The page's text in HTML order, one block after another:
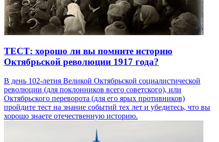
ТЕСТ: хорошо ли вы помните историю
Октябрьской революции 1917 года?
В день 102-летия Великой Октябрьской социалистической
революции (для поклонников всего советского), или
Октябрьского переворота (для его ярых противников)
пройдите тест на знание событий тех лет и убедитесь, что вы
хорошо знаете отечественную историю.